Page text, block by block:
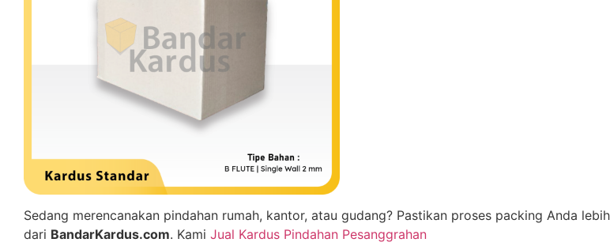
Sedang merencanakan pindahan rumah, kantor, atau gudang? Pastikan proses packing Anda
dari BandarKardus.com. Kami Jual Kardus Pindahan Pesanggrahan